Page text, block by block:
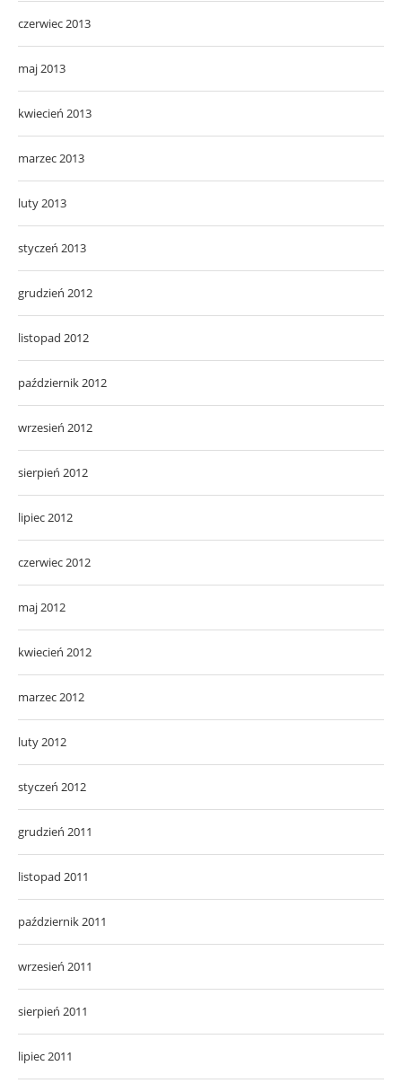
czerwiec 2013
maj 2013
kwiecień 2013
marzec 2013
luty 2013
styczeń 2013
grudzień 2012
listopad 2012
październik 2012
wrzesień 2012
sierpień 2012
lipiec 2012
czerwiec 2012
maj 2012
kwiecień 2012
marzec 2012
luty 2012
styczeń 2012
grudzień 2011
listopad 2011
październik 2011
wrzesień 2011
sierpień 2011
lipiec 2011